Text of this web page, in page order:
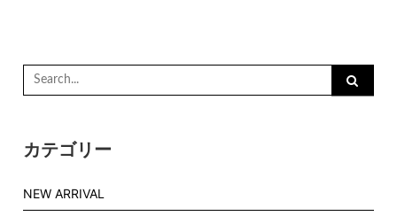
Search
for:
カテゴリー
NEW ARRIVAL